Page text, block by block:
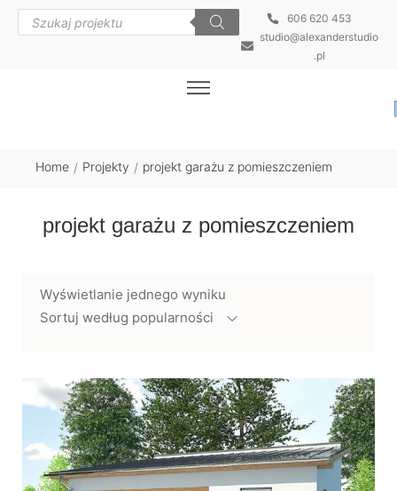
606 620 453
studio@alexanderstudio
.pl
Home / Projekty / projekt garażu z pomieszczeniem
projekt garażu z pomieszczeniem
Wyświetlanie jednego wyniku
Sortuj według popularności